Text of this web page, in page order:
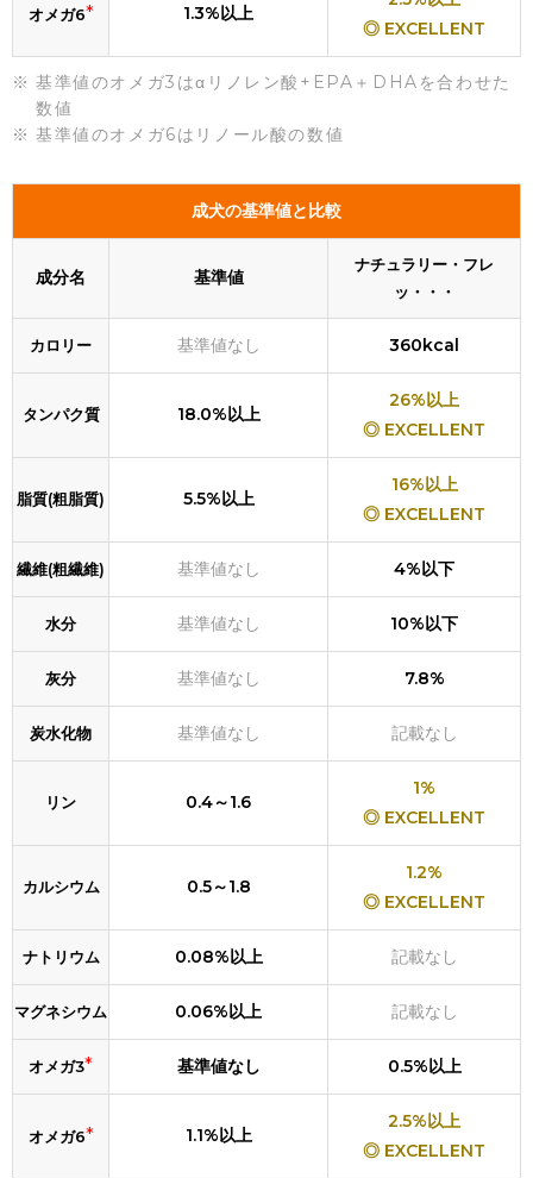
オメガ6* 1.3%以上
◎ EXCELLENT
基準値のオメガ3はαリノレン酸+EPA＋DHAを合わせた
数値
基準値のオメガ6はリノール酸の数値
成犬の基準値と比較
成分名 基準値
ナチュラリー・フレ
ッ・・・
カロリー 基準値なし 360kcal
タンパク質 18.0%以上
26%以上
◎ EXCELLENT
脂質(粗脂質) 5.5%以上
16%以上
◎ EXCELLENT
繊維(粗繊維) 基準値なし 4%以下
水分 基準値なし 10%以下
灰分 基準値なし 7.8%
炭水化物 基準値なし 記載なし
リン 0.4～1.6
1%
◎ EXCELLENT
カルシウム 0.5～1.8
1.2%
◎ EXCELLENT
ナトリウム 0.08%以上 記載なし
マグネシウム 0.06%以上 記載なし
オメガ3* 基準値なし 0.5%以上
オメガ6* 1.1%以上
2.5%以上
◎ EXCELLENT